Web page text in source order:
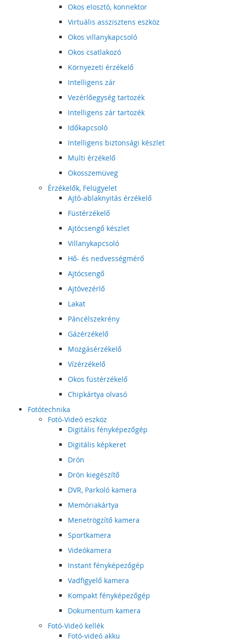
Okos elosztó, konnektor
Virtuális asszisztens eszköz
Okos villanykapcsoló
Okos csatlakozó
Környezeti érzékelő
Intelligens zár
Vezérlőegység tartozék
Intelligens zár tartozék
Időkapcsoló
Intelligens biztonsági készlet
Multi érzékelő
Okosszemüveg
Érzékelők, Felügyelet
Ajtó-ablaknyitás érzékelő
Füstérzékelő
Ajtócsengő készlet
Villanykapcsoló
Hő- és nedvességmérő
Ajtócsengő
Ajtóvezérlő
Lakat
Páncélszekrény
Gázérzékelő
Mozgásérzékelő
Vízérzékelő
Okos füstérzékelő
Chipkártya olvasó
Fotótechnika
Fotó-Videó eszköz
Digitális fényképezőgép
Digitális képkeret
Drón
Drón kiegészítő
DVR, Parkoló kamera
Memóriakártya
Menetrögzítő kamera
Sportkamera
Videókamera
Instant fényképezőgép
Vadfigyelő kamera
Kompakt fényképezőgép
Dokumentum kamera
Fotó-Videó kellék
Fotó-videó akku